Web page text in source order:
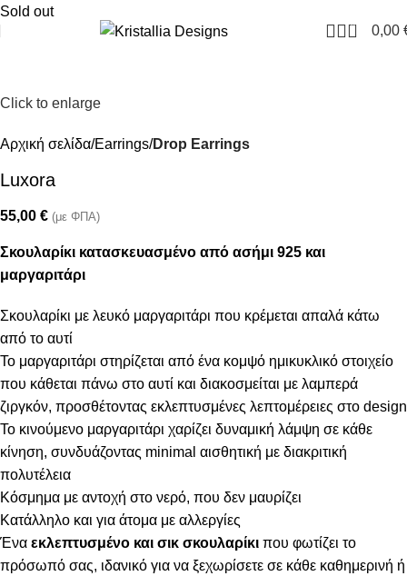
0 0,00
Sold out
Click to enlarge
Αρχική σελίδα Earrings Drop Earrings
Luxora
55,00 € (με ΦΠΑ)
Σκουλαρίκι κατασκευασμένο από ασήμι 925 και
μαργαριτάρι
Σκουλαρίκι με λευκό μαργαριτάρι που κρέμεται απαλά κάτω
από το αυτί
Το μαργαριτάρι στηρίζεται από ένα κομψό ημικυκλικό στοιχείο
που κάθεται πάνω στο αυτί και διακοσμείται με λαμπερά
ζιργκόν, προσθέτοντας εκλεπτυσμένες λεπτομέρειες στο design
Το κινούμενο μαργαριτάρι χαρίζει δυναμική λάμψη σε κάθε
κίνηση, συνδυάζοντας minimal αισθητική με διακριτική
πολυτέλεια
Κόσμημα με αντοχή στο νερό, που δεν μαυρίζει
Κατάλληλο και για άτομα με αλλεργίες
Ένα εκλεπτυσμένο και σικ σκουλαρίκι που φωτίζει το
πρόσωπό σας, ιδανικό για να ξεχωρίσετε σε κάθε καθημερινή ή